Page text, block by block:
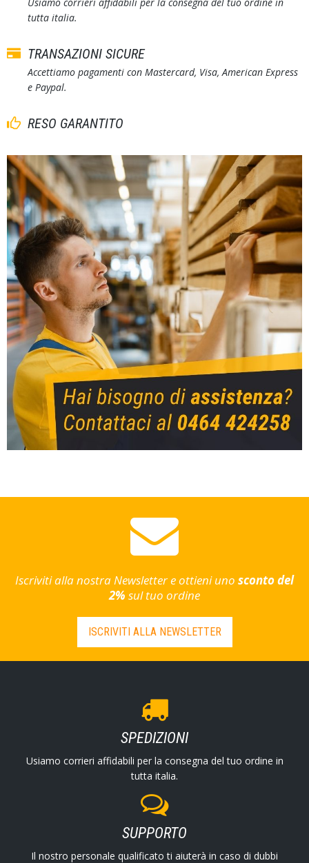
Usiamo corrieri affidabili per la consegna del tuo ordine in
tutta italia.
TRANSAZIONI SICURE
Accettiamo pagamenti con Mastercard, Visa, American Express
e Paypal.
RESO GARANTITO
Iscriviti alla nostra Newsletter e ottieni uno sconto del
2% sul tuo ordine
ISCRIVITI ALLA NEWSLETTER
SPEDIZIONI
Usiamo corrieri affidabili per la consegna del tuo ordine in
tutta italia.
SUPPORTO
Il nostro personale qualificato ti aiuterà in caso di dubbi